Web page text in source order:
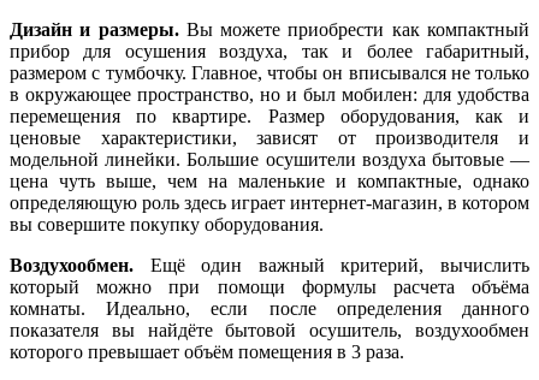
Дизайн и размеры.Вы можете приобрести как компактный
прибор для осушения воздуха, так и более габаритный,
размером с тумбочку. Главное, чтобы он вписывался не только
в окружающее пространство, но и был мобилен: для удобства
перемещения по квартире. Размер оборудования, как и
ценовые характеристики, зависят от производителя и
модельной линейки. Большие осушители воздуха бытовые —
цена чуть выше, чем на маленькие и компактные, однако
определяющую роль здесь играет интернет-магазин, в котором
вы совершите покупку оборудования.
Воздухообмен. Ещё один важный критерий, вычислить
который можно при помощи формулы расчета объёма
комнаты. Идеально, если после определения данного
показателя вы найдёте бытовой осушитель, воздухообмен
которого превышает объём помещения в 3 раза.